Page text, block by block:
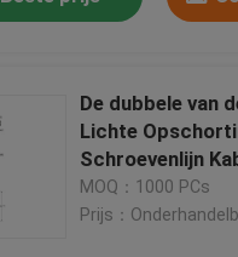
De dubbele van
Lichte
Schroevenlijn
10*32mm Tang
MOQ：1000 PCs
Prijs：